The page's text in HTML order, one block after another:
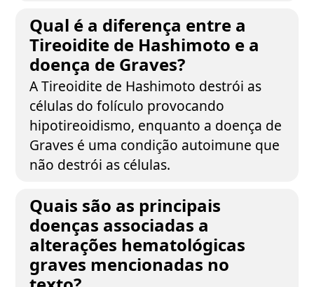
Qual é a diferença entre a
Tireoidite de Hashimoto e a
doença de Graves?
A Tireoidite de Hashimoto destrói as
células do folículo provocando
hipotireoidismo, enquanto a doença de
Graves é uma condição autoimune que
não destrói as células.
Quais são as principais
doenças associadas a
alterações hematológicas
graves mencionadas no